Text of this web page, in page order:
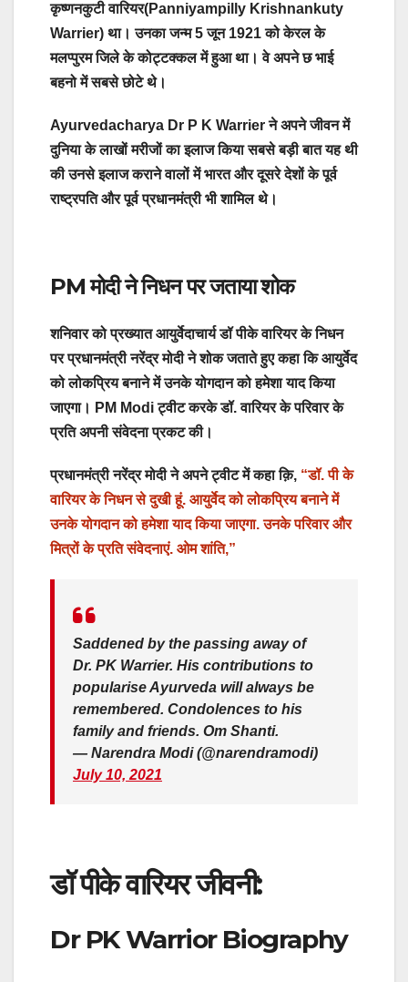
कृष्णनकुटी वारियर(Panniyampilly Krishnankuty
Warrier) था। उनका जन्म 5 जून 1921 को केरल के
मलप्पुरम जिले के कोट्टक्कल में हुआ था। वे अपने छ भाई
बहनो में सबसे छोटे थे।
Ayurvedacharya Dr P K Warrier ने अपने जीवन में
दुनिया के लाखों मरीजों का इलाज किया सबसे बड़ी बात यह थी
की उनसे इलाज कराने वालों में भारत और दूसरे देशों के पूर्व
राष्ट्रपति और पूर्व प्रधानमंत्री भी शामिल थे।
PM मोदी ने निधन पर जताया शोक
शनिवार को प्रख्यात आयुर्वेदाचार्य डॉ पीके वारियर के निधन
पर प्रधानमंत्री नरेंद्र मोदी ने शोक जताते हुए कहा कि आयुर्वेद
को लोकप्रिय बनाने में उनके योगदान को हमेशा याद किया
जाएगा। PM Modi ट्वीट करके डॉ. वारियर के परिवार के
प्रति अपनी संवेदना प्रकट की।
प्रधानमंत्री नरेंद्र मोदी ने अपने ट्वीट में कहा क़ि, “डॉ. पी के
वारियर के निधन से दुखी हूं. आयुर्वेद को लोकप्रिय बनाने में
उनके योगदान को हमेशा याद किया जाएगा. उनके परिवार और
मित्रों के प्रति संवेदनाएं. ओम शांति,”
Saddened by the passing away of
Dr. PK Warrier. His contributions to
popularise Ayurveda will always be
remembered. Condolences to his
family and friends. Om Shanti.
— Narendra Modi (@narendramodi)
July 10, 2021
डॉ पीके वारियर जीवनी:
Dr PK Warrior Biography